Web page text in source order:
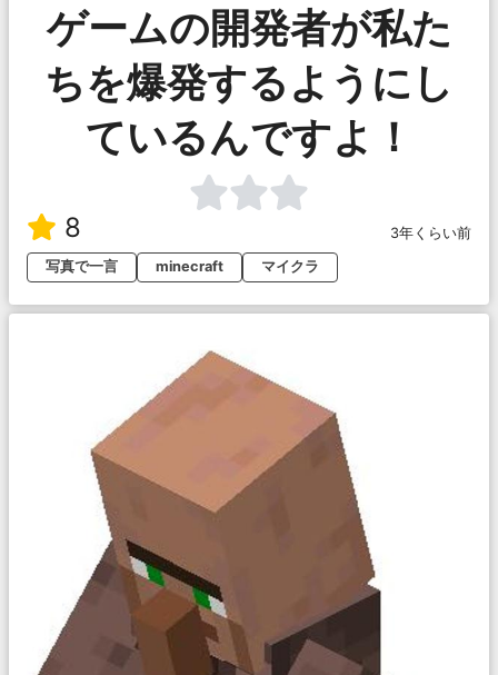
ゲームの開発者が私た
ちを爆発するようにし
ているんですよ！
8
3年くらい前
写真で一言
minecraft マイクラ